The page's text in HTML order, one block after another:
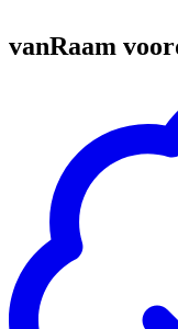
vanRaam